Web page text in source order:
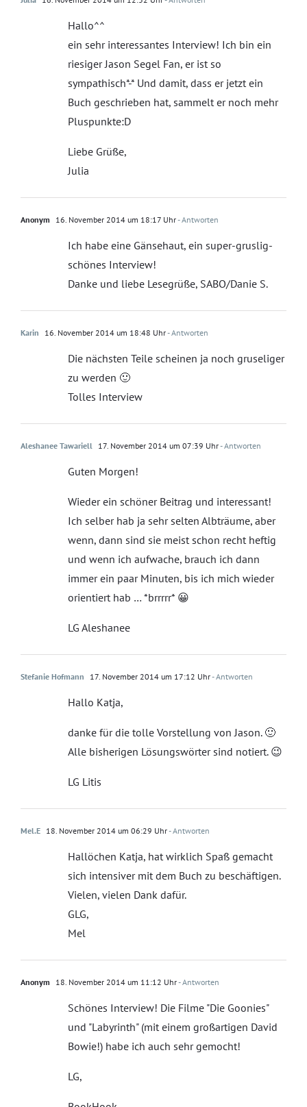
Hallo^^
ein sehr interessantes Interview! Ich bin ein
riesiger Jason Segel Fan, er ist so
sympathisch*-* Und damit, dass er jetzt ein
Buch geschrieben hat, sammelt er noch mehr
Pluspunkte:D
Liebe Grüße,
Julia
Anonym 16. November 2014 um 18:17 Uhr- Antworten
Ich habe eine Gänsehaut, ein super-gruslig-
schönes Interview!
Danke und liebe Lesegrüße, SABO/Danie S.
Karin 16. November 2014 um 18:48 Uhr- Antworten
Die nächsten Teile scheinen ja noch gruseliger
zu werden 🙂
Tolles Interview
Aleshanee Tawariell 17. November 2014 um 07:39 Uhr- Antworten
Guten Morgen!
Wieder ein schöner Beitrag und interessant!
Ich selber hab ja sehr selten Albträume, aber
wenn, dann sind sie meist schon recht heftig
und wenn ich aufwache, brauch ich dann
immer ein paar Minuten, bis ich mich wieder
orientiert hab … *brrrrr* 😀
LG Aleshanee
Stefanie Hofmann 17. November 2014 um 17:12 Uhr- Antworten
Hallo Katja,
danke für die tolle Vorstellung von Jason. 🙂
Alle bisherigen Lösungswörter sind notiert. 😉
LG Litis
Mel.E 18. November 2014 um 06:29 Uhr- Antworten
Hallöchen Katja, hat wirklich Spaß gemacht
sich intensiver mit dem Buch zu beschäftigen.
Vielen, vielen Dank dafür.
GLG,
Mel
Anonym 18. November 2014 um 11:12 Uhr- Antworten
Schönes Interview! Die Filme "Die Goonies"
und "Labyrinth" (mit einem großartigen David
Bowie!) habe ich auch sehr gemocht!
LG,